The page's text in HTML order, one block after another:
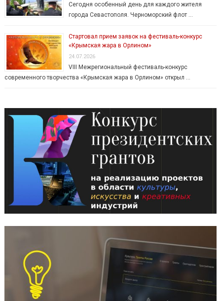
Сегодня особенный день для каждого жителя
города Севастополя. Черноморский флот …
Стартовал прием заявок на фестиваль-конкурс
«Крымская жара в Орлином»
24.07.2026
VIII Межрегиональный фестиваль-конкурс
современного творчества «Крымская жара в Орлином» открыл …